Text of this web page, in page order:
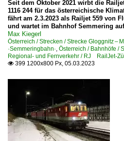
Seit dem Oktober 2021 wirbt die
1116 244 für das österreichische
fährt am 2.3.2023 als Railjet 559 von
und wartet im Bahnhof Semmering
Max Kiegerl
Österreich / Strecken / Strecke Gloggnitz –
·Semmeringbahn·, Österreich / Bahnhöfe /
Regional- und Fernverkehr / RJ RailJet-
 399 1200x800 Px, 05.03.2023